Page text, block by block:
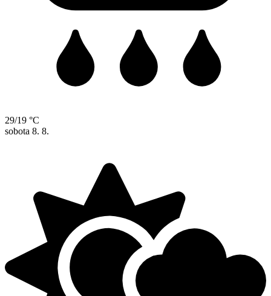
29/19 °C
sobota 8. 8.